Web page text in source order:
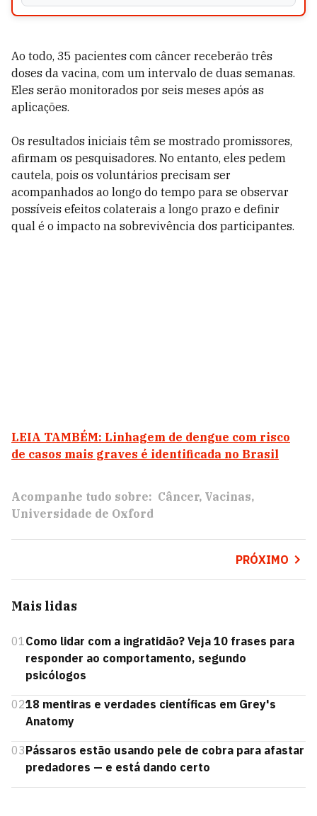
Ao todo, 35 pacientes com câncer receberão três
doses da vacina, com um intervalo de duas semanas.
Eles serão monitorados por seis meses após as
aplicações.
Os resultados iniciais têm se mostrado promissores,
afirmam os pesquisadores. No entanto, eles pedem
cautela, pois os voluntários precisam ser
acompanhados ao longo do tempo para se observar
possíveis efeitos colaterais a longo prazo e definir
qual é o impacto na sobrevivência dos participantes.
LEIA TAMBÉM: Linhagem de dengue com risco
de casos mais graves é identificada no Brasil
Acompanhe tudo sobre: Câncer Vacinas
Universidade de Oxford
PRÓXIMO
Mais lidas
01Como lidar com a ingratidão? Veja 10 frases para
responder ao comportamento, segundo
psicólogos
0218 mentiras e verdades científicas em Grey's
Anatomy
03Pássaros estão usando pele de cobra para afastar
predadores — e está dando certo